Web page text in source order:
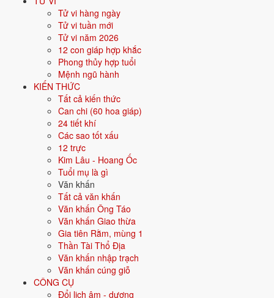
Tử vi hàng ngày
Tử vi tuần mới
Tử vi năm 2026
12 con giáp hợp khắc
Phong thủy hợp tuổi
Mệnh ngũ hành
KIẾN THỨC
Tất cả kiến thức
Can chi (60 hoa giáp)
24 tiết khí
Các sao tốt xấu
12 trực
Kim Lâu - Hoang Ốc
Tuổi mụ là gì
Văn khấn
Tất cả văn khấn
Văn khấn Ông Táo
Văn khấn Giao thừa
Gia tiên Rằm, mùng 1
Thần Tài Thổ Địa
Văn khấn nhập trạch
Văn khấn cúng giỗ
CÔNG CỤ
Đổi lịch âm - dương
Dần - Con Hổ
Lư Trung Hỏa
Mệnh ngũ hành 🔥Hỏa
Màu hợp Đỏ
Hướng hợp
Hành tương sinh
Hành tương khắc
Thủy (Thủy khắc Hỏa); Kim (Hỏa khắc
Tuổi năm 2026 41 tuổi mụ / 40 tuổi dương - Trung niên
Ý nghĩa nạp âm Lư Trung Hỏa
Người sinh năm1986mang nạp âm
. Đây là một trong các nạp âm thuộc hành
60 hoa giáp.